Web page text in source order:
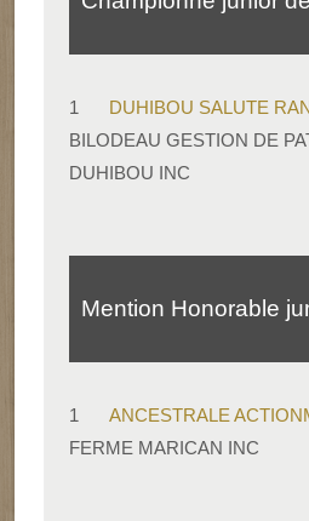
1
DUHIBOU SALUTE
BILODEAU GESTION DE
DUHIBOU INC
Mention Honorable
1
ANCESTRALE
FERME MARICAN INC